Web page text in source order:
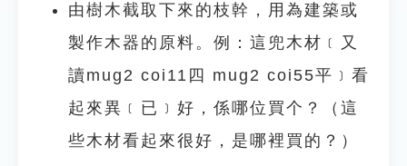
由樹木截取下來的枝幹，用為建築或
製作木器的原料。例：這兜木材﹝又
讀mug2 coi11四 mug2 coi55平﹞看
起來異﹝已﹞好，係哪位買个？（這
些木材看起來很好，是哪裡買的？）